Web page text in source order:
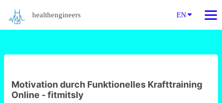
healthengineers EN
Motivation durch Funktionelles Krafttraining
Online - fitmitsly